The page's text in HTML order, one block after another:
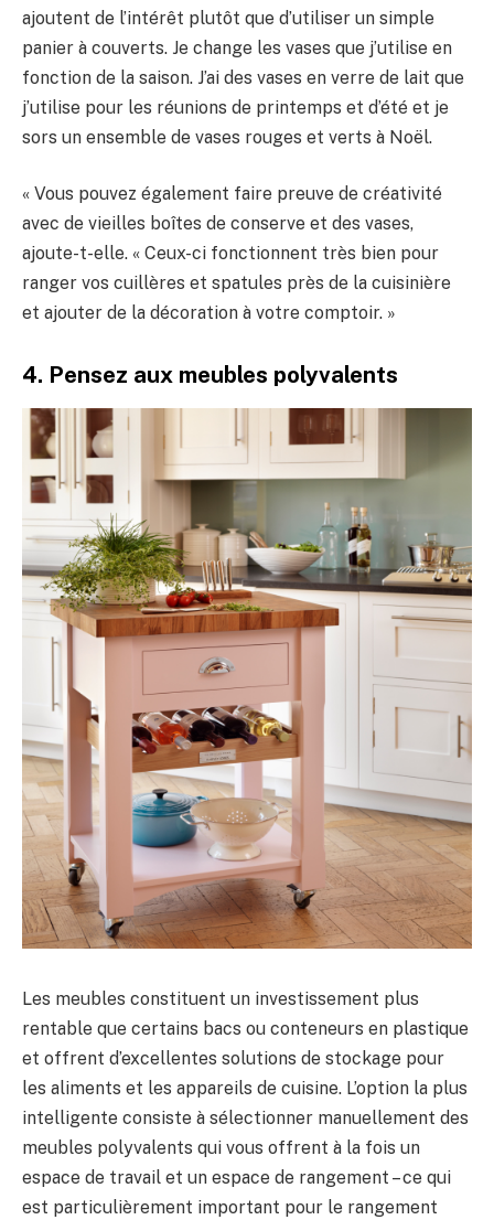
ajoutent de l’intérêt plutôt que d’utiliser un simple
panier à couverts. Je change les vases que j’utilise en
fonction de la saison. J’ai des vases en verre de lait que
j’utilise pour les réunions de printemps et d’été et je
sors un ensemble de vases rouges et verts à Noël.
« Vous pouvez également faire preuve de créativité
avec de vieilles boîtes de conserve et des vases,
ajoute-t-elle. « Ceux-ci fonctionnent très bien pour
ranger vos cuillères et spatules près de la cuisinière
et ajouter de la décoration à votre comptoir. »
4. Pensez aux meubles polyvalents
Les meubles constituent un investissement plus
rentable que certains bacs ou conteneurs en plastique
et offrent d’excellentes solutions de stockage pour
les aliments et les appareils de cuisine. L’option la plus
intelligente consiste à sélectionner manuellement des
meubles polyvalents qui vous offrent à la fois un
espace de travail et un espace de rangement – ​​ce qui
est particulièrement important pour le rangement